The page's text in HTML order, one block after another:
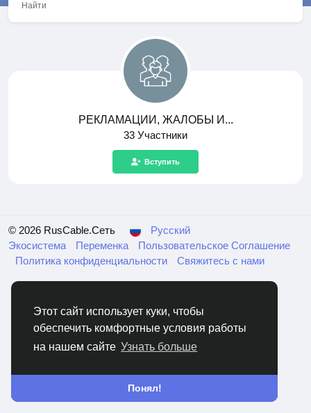
Этот сайт использует куки, чтобы
обеспечить комфортные условия работы
на нашем сайте Узнать больше
Понял!
Найти
РЕКЛАМАЦИИ, ЖАЛОБЫ И...
33 Участники
Вступить
© 2026 RusCable.Сеть
Русский
Экосистема
Переменка
Пользовательское Соглашение
Политика конфиденциальности
Свяжитесь с нами